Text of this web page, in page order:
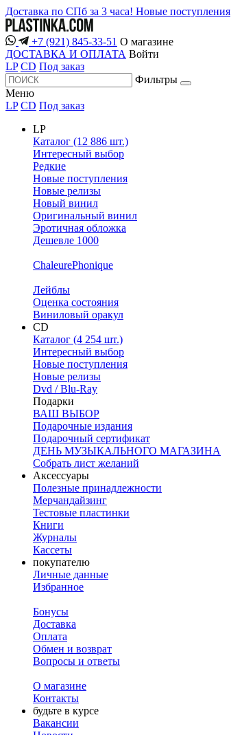
Доставка по СПб за 3 часа! Новые поступления
+7 (921) 845-33-51 О магазине
ДОСТАВКА И ОПЛАТА Войти
LP CD Под заказ
Фильтры
Меню
LP CD Под заказ
LP
Каталог (12 886 шт.)
Интересный выбор
Редкие
Новые поступления
Новые релизы
Новый винил
Оригинальный винил
Эротичная обложка
Дешевле 1000
ChaleurePhonique
Лейблы
Оценка состояния
Виниловый оракул
CD
Каталог (4 254 шт.)
Интересный выбор
Новые поступления
Новые релизы
Dvd / Blu-Ray
Подарки
ВАШ ВЫБОР
Подарочные издания
Подарочный сертификат
ДЕНЬ МУЗЫКАЛЬНОГО МАГАЗИНА
Собрать лист желаний
Аксессуары
Полезные принадлежности
Мерчандайзинг
Тестовые пластинки
Книги
Журналы
Кассеты
покупателю
Личные данные
Избранное
Бонусы
Доставка
Оплата
Обмен и возврат
Вопросы и ответы
О магазине
Контакты
будьте в курсе
Вакансии